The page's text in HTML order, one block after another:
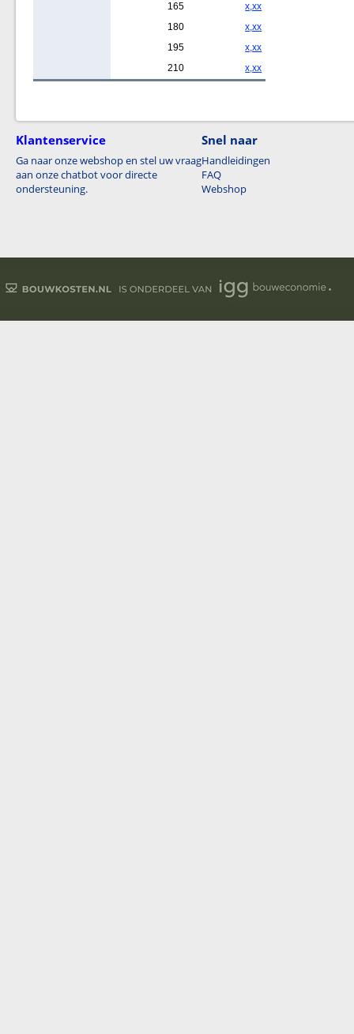
165
x,xx
180
x,xx
195
x,xx
210
x,xx
Klantenservice
Ga naar onze webshop en stel uw vraag
aan onze chatbot voor directe
ondersteuning.
Snel naar
Handleidingen
FAQ
Webshop